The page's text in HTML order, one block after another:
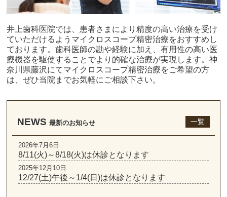
井上歯科医院では、患者さまにより精度の高い治療を受け
ていただけるようマイクロスコープ精密治療をおすすめし
ております。歯科医師の勘や経験に加え、有用性の高い医
療機器を駆使することでより的確な治療が実現します。神
奈川県藤沢にてマイクロスコープ精密治療をご希望の方
は、ぜひ当院までお気軽にご相談下さい。
NEWS 最新のお知らせ 一覧
2026年7月6日
8/11(火)～8/18(火)は休診となります
2025年12月10日
12/27(土)午後～1/4(日)は休診となります